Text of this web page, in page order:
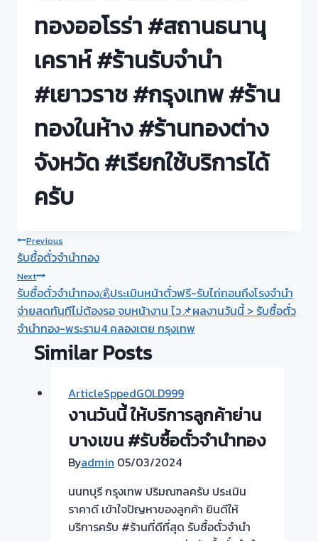
ทองออโรร่า #สถานธนานุ
เคราห์ #ร้านรับจำนำ
#เยาวราช #กรุงเทพ #ร้าน
ทองในห้าง #ร้านทองต่าง
จังหวัด #เรียกใช้บริการได้
ครับ
Post
navigation
Previous
รับซื้อตั๋วจำนำทอง
Next
รับซื้อตั๋วจำนำทอง💰ประเมินหน้าตั๋วฟรี-รับไถ่ถอนถึงโรงจำนำ
จ่ายสดทันทีไม่ต้องรอ จบหน้างาน ไว📌ผลงานวันนี้ > รับซื้อตั๋ว
จำนำทอง-พระราม4 คลองเตย กรุงเทพ
Similar Posts
ArticleSppedGOLD999
งานวันนี้ ให้บริการลูกค้าย่าน
บางเขน #รับซื้อตั๋วจำนำทอง
Byadmin 05/03/2024
นนทบุรี กรุงเทพ ปริมณฑลครับ ประเมิน
ราคาดี เข้าใจปัญหาของลูกค้า ยินดีให้
บริการครับ #ร้านที่ดีที่สุด รับซื้อตั๋วจำนำ